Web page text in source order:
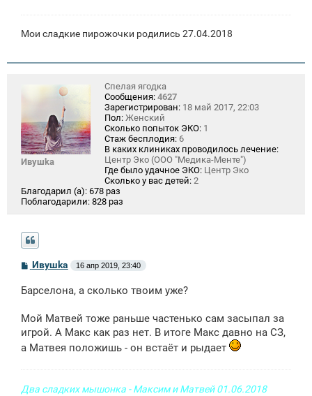
Мои сладкие пирожочки родились 27.04.2018
Ивушkа
Спелая ягодка
Сообщения: 4627
Зарегистрирован: 18 май 2017, 22:03
Пол: Женский
Сколько попыток ЭКО: 1
Стаж бесплодия: 6
В каких клиниках проводилось лечение:
Центр Эко (ООО "Медика-Менте")
Где было удачное ЭКО: Центр Эко
Сколько у вас детей: 2
Благодарил (а): 678 раз
Поблагодарили: 828 раз
С
б
е
н
и
е
Ивушkа 16 апр 2019, 23:40
Барселона, а сколько твоим уже?
Мой Матвей тоже раньше частенько сам засыпал за
игрой. А Макс как раз нет. В итоге Макс давно на СЗ,
а Матвея положишь - он встаёт и рыдает
Два сладких мышонка - Максим и Матвей 01.06.2018